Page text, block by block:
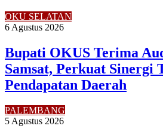
OKU SELATAN
6 Agustus 2026
Bupati OKUS Terima
Samsat, Perkuat Sinergi
Pendapatan Daerah
PALEMBANG
5 Agustus 2026